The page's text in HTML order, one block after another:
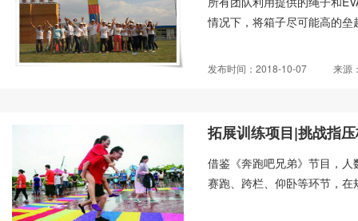
情况下，将箱子尽可能高的
发布时间：2018-10-07 来源
拓展训练项目|挑战指
借鉴《奔跑吧兄弟》节目，
赛跑、跨栏、仰卧等环节，